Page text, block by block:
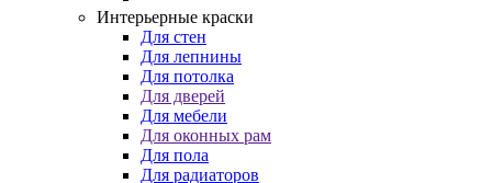
Интерьерные краски
Для стен
Для лепнины
Для потолка
Для дверей
Для мебели
Для оконных рам
Для пола
Для радиаторов